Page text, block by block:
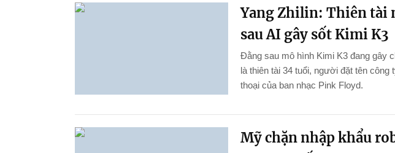
Yang Zhilin: Thiên tài
sau AI gây sốt Kimi K3
Đằng sau mô hình Kimi K3 đang gây
là thiên tài 34 tuổi, người đặt tên công
thoại của ban nhạc Pink Floyd.
Mỹ chặn nhập khẩu